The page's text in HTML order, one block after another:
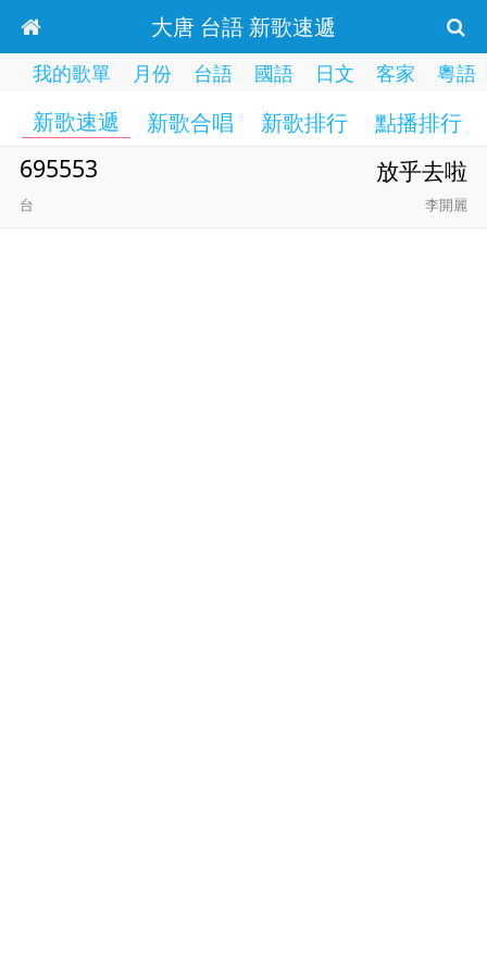
大唐 台語 新歌速遞
我的歌單 月份 台語 國語 日文 客家 粵語
新歌速遞 新歌合唱 新歌排行 點播排行
695553 放乎去啦
台 李開麗